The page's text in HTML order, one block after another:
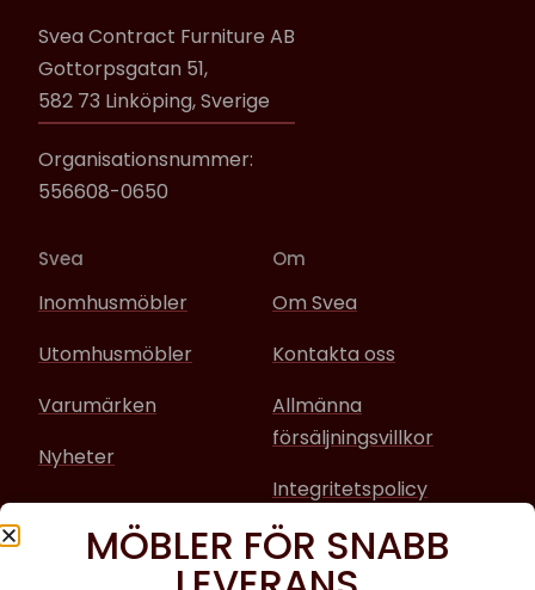
Svea Contract Furniture AB
Gottorpsgatan 51,
582 73 Linköping, Sverige
Organisationsnummer:
556608-0650
Svea
Inomhusmöbler
Utomhusmöbler
Varumärken
Nyheter
Om
Om Svea
Kontakta oss
Allmänna
försäljningsvillkor
Integritetspolicy
Sociala media
MÖBLER FÖR SNABB